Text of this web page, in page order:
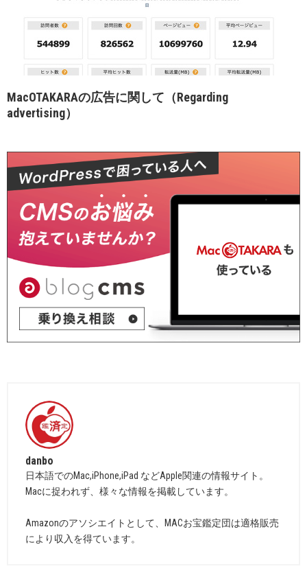
MacOTAKARAの広告に関して（Regarding
advertising）
danbo
日本語でのMac,iPhone,iPad などApple関連の情報サイト。
Macに捉われず、様々な情報を掲載しています。
Amazonのアソシエイトとして、MACお宝鑑定団は適格販売
により収入を得ています。